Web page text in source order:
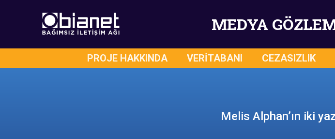
MEDYA
PROJE HAKKINDA VERİTABANI CEZASIZLIK
Melis Alphan’ın iki